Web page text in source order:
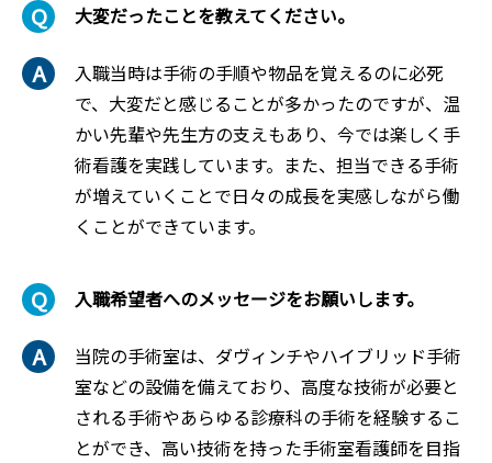
大変だったことを教えてください。
入職当時は手術の手順や物品を覚えるのに必死
で、大変だと感じることが多かったのですが、温
かい先輩や先生方の支えもあり、今では楽しく手
術看護を実践しています。また、担当できる手術
が増えていくことで日々の成長を実感しながら働
くことができています。
入職希望者へのメッセージをお願いします。
当院の手術室は、ダヴィンチやハイブリッド手術
室などの設備を備えており、高度な技術が必要と
される手術やあらゆる診療科の手術を経験するこ
とができ、高い技術を持った手術室看護師を目指